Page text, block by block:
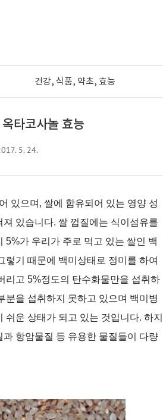
건강, 식품, 약초, 효능
타코사놀 효능
5. 24.
있으며, 쌀에 함유되어 있는 영양 성
져 있습니다. 쌀 껍질에는 식이섬유를
5%가 우리가 주로 먹고 있는 쌀인 백
렇기 때문에 백미상태로 정미를 하여
리고 5%정도의 탄수화물만을 섭취하
분을 섭취하지 못하고 있으며 백미병
쉬운 상태가 되고 있는 것입니다. 하지
과 항암물질 등 유용한 물질들이 다량